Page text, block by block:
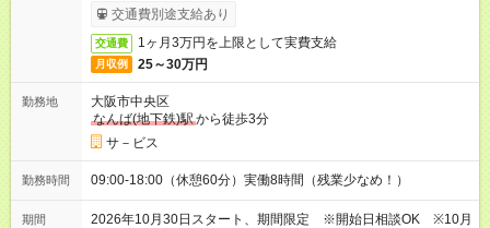
交通費別途支給あり
交通費 1ヶ月3万円を上限として実費支給
月収例 25～30万円
勤務地
大阪市中央区
なんば(地下鉄)駅から徒歩3分
サ－ビス
勤務時間 09:00-18:00（休憩60分）実働8時間（残業少なめ！）
期間
2026年10月30日スタート、期間限定 ※開始日相談OK ※10月